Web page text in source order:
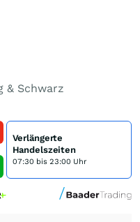
& Schwarz
Verlängerte
Handelszeiten
07:30 bis 23:00 Uhr